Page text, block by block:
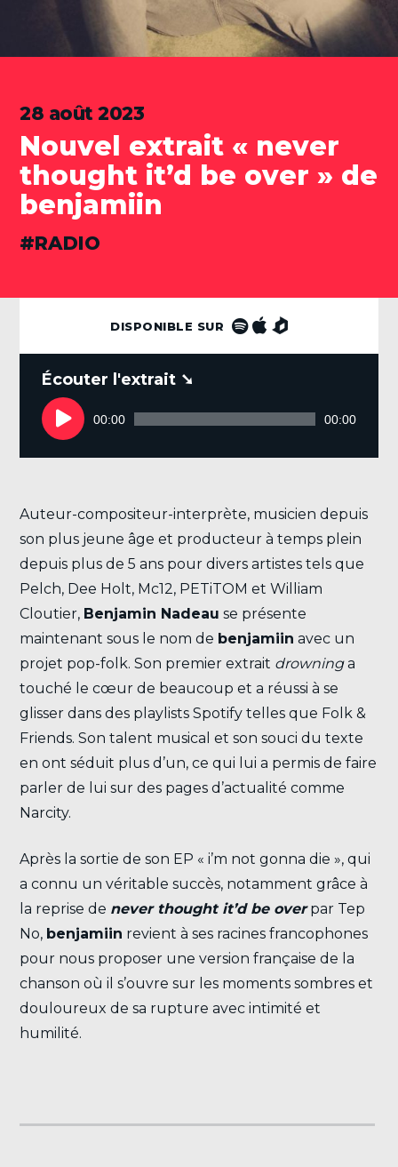
28 août 2023
Nouvel extrait « never
thought it’d be over » de
benjamiin
RADIO
DISPONIBLE SUR
Lecteur
audio
00:00 00:00
Auteur-compositeur-interprète, musicien depuis
son plus jeune âge et producteur à temps plein
depuis plus de 5 ans pour divers artistes tels que
Pelch, Dee Holt, Mc12, PETiTOM et William
Cloutier, Benjamin Nadeau se présente
maintenant sous le nom de benjamiin avec un
projet pop-folk. Son premier extrait drowninga
touché le cœur de beaucoup et a réussi à se
glisser dans des playlists Spotify telles que Folk &
Friends. Son talent musical et son souci du texte
en ont séduit plus d’un, ce qui lui a permis de faire
parler de lui sur des pages d’actualité comme
Narcity.
Après la sortie de son EP « i’m not gonna die », qui
a connu un véritable succès, notamment grâce à
la reprise de never thought it’d be overpar Tep
No, benjamiin revient à ses racines francophones
pour nous proposer une version française de la
chanson où il s’ouvre sur les moments sombres et
douloureux de sa rupture avec intimité et
humilité.